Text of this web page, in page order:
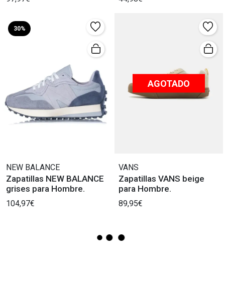
30%
NEW BALANCE
Zapatillas NEW BALANCE
grises para Hombre.
104,97€
AGOTADO
VANS
Zapatillas VANS beige
para Hombre.
89,95€